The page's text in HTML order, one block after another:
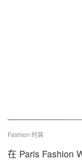
Fashion 时装
在 Paris Fashion